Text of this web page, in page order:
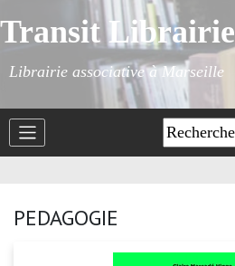
Transit Librairie
Librairie associative à Marseille
PEDAGOGIE